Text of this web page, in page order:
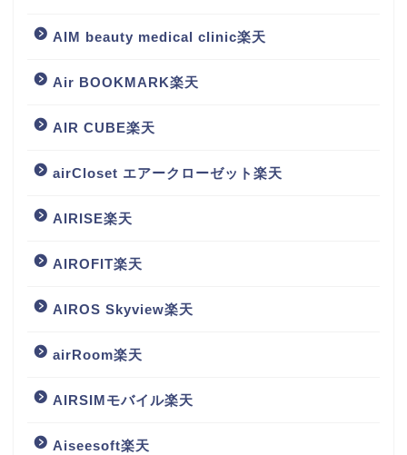
AIM beauty medical clinic楽天
Air BOOKMARK楽天
AIR CUBE楽天
airCloset エアークローゼット楽天
AIRISE楽天
AIROFIT楽天
AIROS Skyview楽天
airRoom楽天
AIRSIMモバイル楽天
Aiseesoft楽天